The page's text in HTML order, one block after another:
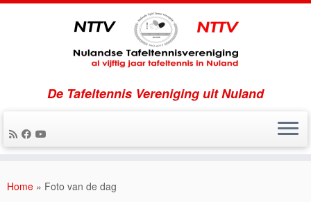
naar
De Tafeltennis Vereniging uit Nuland
Home » Foto van de dag